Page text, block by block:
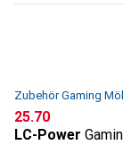
Zubehör Gaming
CHF
25.70
LC-Power